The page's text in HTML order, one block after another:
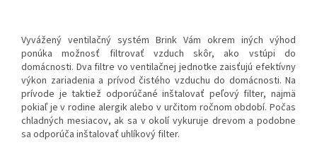
Vyvážený ventilačný systém Brink Vám okrem iných výhod
ponúka možnosť filtrovať vzduch skôr, ako vstúpi do
domácnosti. Dva filtre vo ventilačnej jednotke zaisťujú efektívny
výkon zariadenia a prívod čistého vzduchu do domácnosti. Na
prívode je taktiež odporúčané inštalovať peľový filter, najmä
pokiaľ je v rodine alergik alebo v určitom ročnom období. Počas
chladných mesiacov, ak sa v okolí vykuruje drevom a podobne
sa odporúča inštalovať uhlíkový filter.